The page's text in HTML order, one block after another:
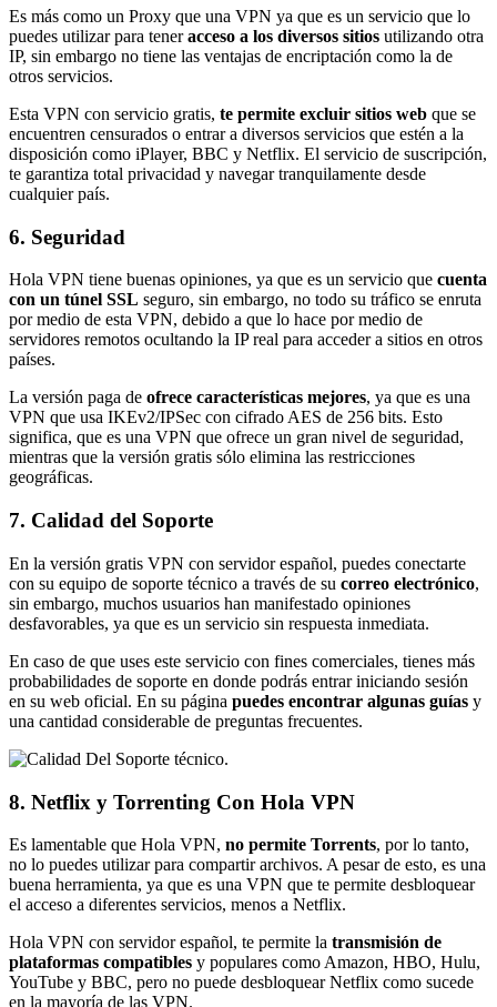
Es más como un Proxy que una VPN ya que es un servicio que lo
puedes utilizar para teneracceso a los diversos sitios utilizando otra
IP, sin embargo no tiene las ventajas de encriptación como la de
otros servicios.
Esta VPN con servicio gratis, te permite excluir sitios web que se
encuentren censurados o entrar a diversos servicios que estén a la
disposición como iPlayer, BBC y Netflix. El servicio de suscripción,
te garantiza total privacidad y navegar tranquilamente desde
cualquier país.
6. Seguridad
Hola VPN tiene buenas opiniones, ya que es un servicio que cuenta
con un túnel SSL seguro, sin embargo, no todo su tráfico se enruta
por medio de esta VPN, debido a que lo hace por medio de
servidores remotos ocultando la IP real para acceder a sitios en otros
países.
La versión paga de ofrece características mejores, ya que es una
VPN que usa IKEv2/IPSec con cifrado AES de 256 bits. Esto
significa, que es una VPN que ofrece un gran nivel de seguridad,
mientras que la versión gratis sólo elimina las restricciones
geográficas.
7. Calidad del Soporte
En la versión gratis VPN con servidor español, puedes conectarte
con su equipo de soporte técnico a través de su correo electrónico,
sin embargo, muchos usuarios han manifestado opiniones
desfavorables, ya que es un servicio sin respuesta inmediata.
En caso de que uses este servicio con fines comerciales, tienes más
probabilidades de soporte en donde podrás entrar iniciando sesión
en su web oficial. En su página puedes encontrar algunas guías y
una cantidad considerable de preguntas frecuentes.
8. Netflix y Torrenting Con Hola VPN
Es lamentable que Hola VPN, no permite Torrents, por lo tanto,
no lo puedes utilizar para compartir archivos. A pesar de esto, es una
buena herramienta, ya que es una VPN que te permite desbloquear
el acceso a diferentes servicios, menos a Netflix.
Hola VPN con servidor español, te permite la transmisión de
plataformas compatibles y populares como Amazon, HBO, Hulu,
YouTube y BBC, pero no puede desbloquear Netflix como sucede
en la mayoría de las VPN.